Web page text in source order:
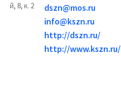
й, 8, к. 2
dszn@mos.ru
info@kszn.ru
http://dszn.ru/
http://www.kszn.ru/